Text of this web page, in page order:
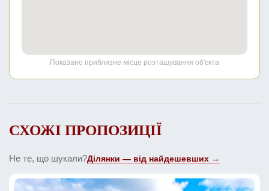
Показано приблизне місце розташування об'єкта
СХОЖІ ПРОПОЗИЦІЇ
Не те, що шукали?Ділянки — від найдешевших →